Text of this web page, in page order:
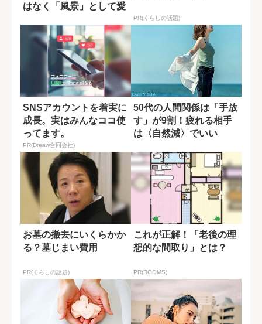
はなく「風景」として愛
PR(くらしの話題)
SNSアカウントを着実に
成長。実はみんなココ使
ってます。
PR(Dreaw合同会社)
50代の人間関係は「手放
す」が9割！疲れる相手
は〈自然減〉でいい
お墓の撤去にいくらかか
る？墓じまい費用
PR(くらしの話題)
これが正解！「老後の理
想的な間取り」とは？
PR(ROOMS)